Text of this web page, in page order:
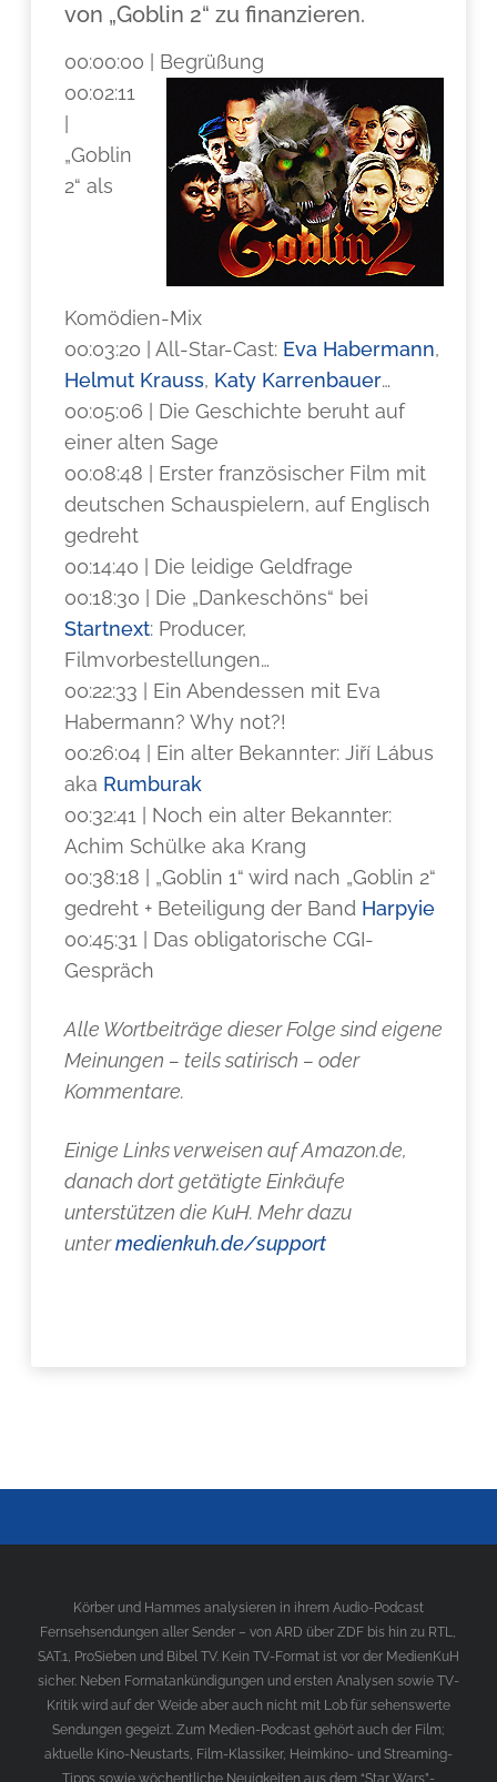
von „Goblin 2“ zu finanzieren.
00:00:00 | Begrüßung
00:02:11
„Goblin
2“ als
Komödien-Mix
00:03:20 | All-Star-Cast: Eva Habermann,
Helmut Krauss, Katy Karrenbauer…
00:05:06 | Die Geschichte beruht auf
einer alten Sage
00:08:48 | Erster französischer Film mit
deutschen Schauspielern, auf Englisch
gedreht
00:14:40 | Die leidige Geldfrage
00:18:30 | Die „Dankeschöns“ bei
Startnext: Producer,
Filmvorbestellungen…
00:22:33 | Ein Abendessen mit Eva
Habermann? Why not?!
00:26:04 | Ein alter Bekannter: Jiří Lábus
aka Rumburak
00:32:41 | Noch ein alter Bekannter:
Achim Schülke aka Krang
00:38:18 | „Goblin 1“ wird nach „Goblin 2“
gedreht + Beteiligung der Band Harpyie
00:45:31 | Das obligatorische CGI-
Gespräch
Alle Wortbeiträge dieser Folge sind eigene
Meinungen – teils satirisch – oder
Kommentare.
Einige Links verweisen auf Amazon.de,
danach dort getätigte Einkäufe
unterstützen die KuH. Mehr dazu
untermedienkuh.de/support
Körber und Hammes analysieren in ihrem Audio-Podcast
Fernsehsendungen aller Sender – von ARD über ZDF bis hin zu RTL,
SAT.1, ProSieben und Bibel TV. Kein TV-Format ist vor der MedienKuH
sicher. Neben Formatankündigungen und ersten Analysen sowie TV-
Kritik wird auf der Weide aber auch nicht mit Lob für sehenswerte
Sendungen gegeizt. Zum Medien-Podcast gehört auch der Film;
aktuelle Kino-Neustarts, Film-Klassiker, Heimkino- und Streaming-
Tipps sowie wöchentliche Neuigkeiten aus dem “Star Wars”-